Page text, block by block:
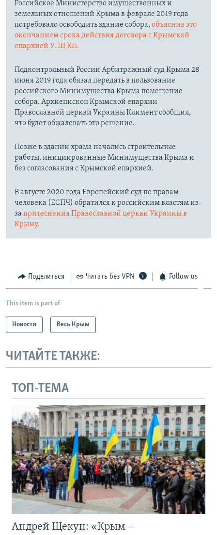
Российское Министерство имущественных и
земельных отношений Крыма в феврале 2019 года
потребовало освободить здание собора, объяснив это
окончанием срока действия договора с Крымской
епархией УПЦ КП.
Подконтрольный России Арбитражный суд Крыма 28
июня 2019 года обязал передать в пользование
российского Минимущества Крыма помещение
собора. Архиепископ Крымской епархии
Православной церкви Украины Климент сообщил,
что будет обжаловать это решение.
Позже в здании храма начались строительные
работы, инициированные Минимущества Крыма и
без согласования с Крымской епархией.
В августе 2020 года Европейский суд по правам
человека (ЕСПЧ) обратился к российским властям из-
за притеснения Православной церкви Украины в
Крыму.
Поделиться Читать без VPN Follow us
This item is part of
Новости Весь Крым
ЧИТАЙТЕ ТАКЖЕ:
ТОП-ТЕМА
Андрей Щекун: «Крым –